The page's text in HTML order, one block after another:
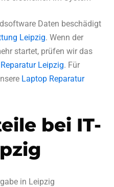
Daten beschädigt
Leipzig. Wenn der
startet, prüfen wir das
Leipzig. Für
Laptop Reparatur
bei IT-
in Leipzig